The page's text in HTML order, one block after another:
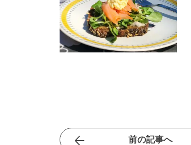
前の記事へ